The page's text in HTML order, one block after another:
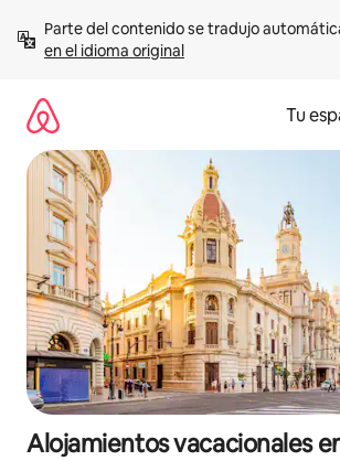
contenido
Parte del contenido se tradujo
en el idioma original
Tu
Alojamientos vacacionales